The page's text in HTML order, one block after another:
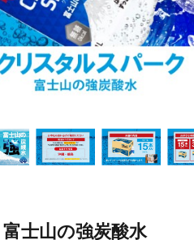
富士山の強炭酸水